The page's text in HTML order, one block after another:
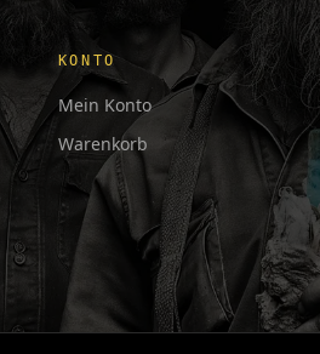
KONTO
Mein Konto
Warenkorb